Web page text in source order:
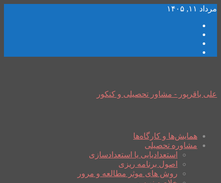
مرداد ۱۱, ۱۴۰۵
علی باقرپور - مشاور تحصیلی و کنکور
همایش‌ها و کارگاه‌ها
مشاوره تحصیلی
استعدادیابی یا استعدادسازی
اصول برنامه ریزی
روش های موثر مطالعه و مرور